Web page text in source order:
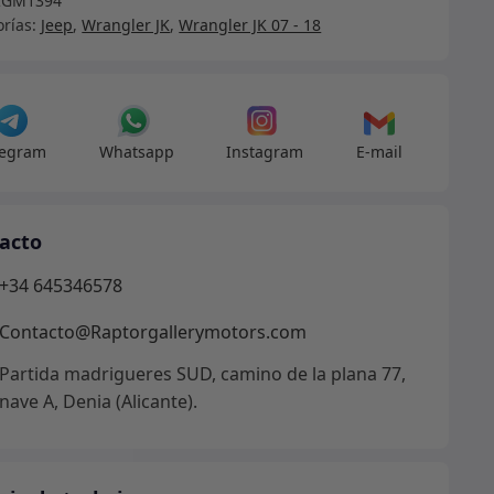
Jeep,Wrangler JK,Wrangler JK 07 - 18
Whatsapp Instagram E-mail
+34 645346578
Contacto@Raptorgallerymotors.com
Partida madrigueres SUD, camino de la plana 77,
nave A, Denia (Alicante).